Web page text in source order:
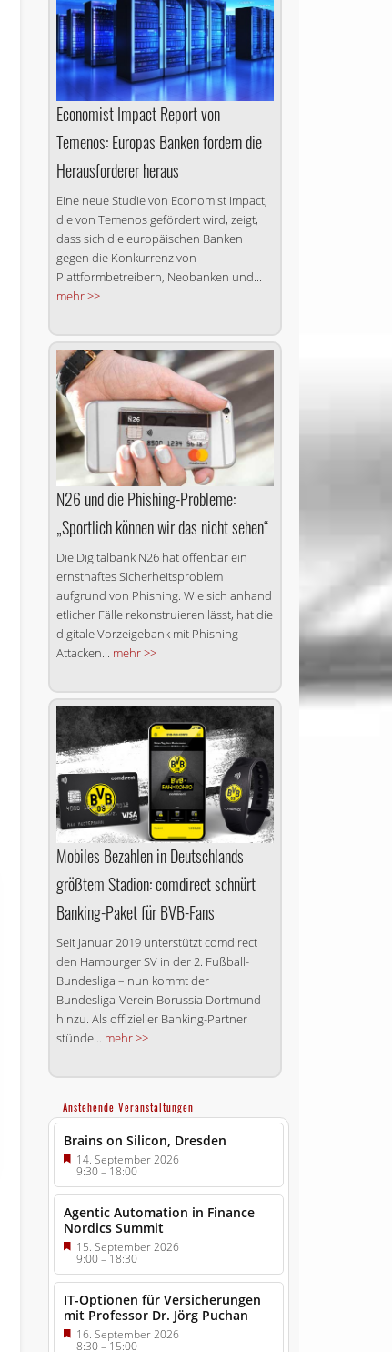
Economist Impact Report von
Temenos: Europas Banken fordern die
Herausforderer heraus
Eine neue Studie von Economist Impact,
die von Temenos gefördert wird, zeigt,
dass sich die europäischen Banken
gegen die Konkurrenz von
Plattformbetreibern, Neobanken und...
mehr >>
N26 und die Phishing-Probleme:
„Sportlich können wir das nicht sehen“
Die Digitalbank N26 hat offenbar ein
ernsthaftes Sicherheitsproblem
aufgrund von Phishing. Wie sich anhand
etlicher Fälle rekonstruieren lässt, hat die
digitale Vorzeigebank mit Phishing-
Attacken... mehr >>
Mobiles Bezahlen in Deutschlands
größtem Stadion: comdirect schnürt
Banking-Paket für BVB-Fans
Seit Januar 2019 unterstützt comdirect
den Hamburger SV in der 2. Fußball-
Bundesliga – nun kommt der
Bundesliga-Verein Borussia Dortmund
hinzu. Als offizieller Banking-Partner
stünde... mehr >>
Anstehende Veranstaltungen
Brains on Silicon, Dresden
14. September 2026
9:30–18:00
Agentic Automation in Finance
Nordics Summit
15. September 2026
9:00–18:30
IT-Optionen für Versicherungen
mit Professor Dr. Jörg Puchan
16. September 2026
8:30–15:00